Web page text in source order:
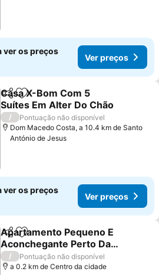
ver os preços
Ver preços
PartilharAdicionar aos favoritos
Casa X-Bom Com 5
Suítes Em Alter Do Chão
/
Pontuação não disponível
Dom Macedo Costa, a 10.4 km de Santo
António de Jesus
ver os preços
Ver preços
PartilharAdicionar aos favoritos
Apartamento Pequeno E
Aconchegante Perto Da
Feira
/
Pontuação não disponível
a 0.2 km de Centro da cidade